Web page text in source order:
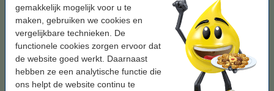
gemakkelijk mogelijk voor u te
maken, gebruiken we cookies en
vergelijkbare technieken. De
functionele cookies zorgen ervoor dat
de website goed werkt. Daarnaast
hebben ze een analytische functie die
ons helpt de website continu te
Bekijk de specificaties en omschrijving
Bespaar ruim
op uw inkt! (zonder
kwaliteitsverlies)!
Direct leverbaar
Morgen in huis
Prijs per ml € 1,08